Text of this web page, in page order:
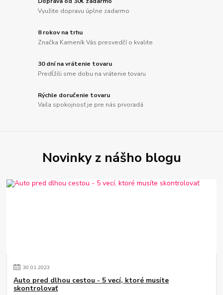
Využite dopravu úplne zadarmo
8 rokov na trhu
Značka Kameník Vás presvedčí o kvalite
30 dní na vrátenie tovaru
Predĺžili sme dobu na vrátenie tovaru
Rýchle doručenie tovaru
Vaša spokojnosť je pre nás prvoradá
Novinky z nášho blogu
30.01.2023
Auto pred dlhou cestou - 5 vecí, ktoré musíte
skontrolovať